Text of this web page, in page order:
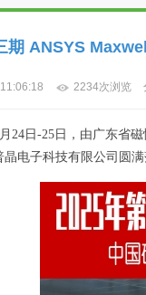
期 ANSYS
2234次浏览
24日-25日，由广东省
晶电子科技有限公司圆满